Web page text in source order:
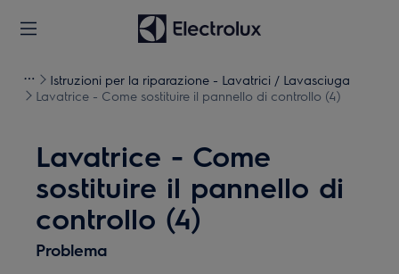
Istruzioni per la riparazione - Lavatrici / Lavasciuga
Lavatrice - Come sostituire il pannello di controllo (4)
Lavatrice - Come
sostituire il pannello di
controllo (4)
Problema